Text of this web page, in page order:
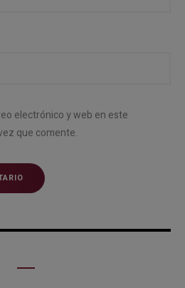
electrónico y web en este
que comente.